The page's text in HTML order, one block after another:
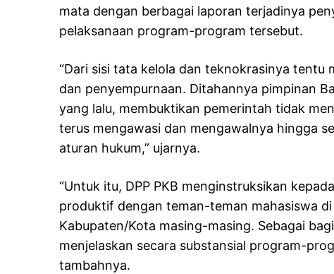
mata dengan berbagai laporan terjadinya
pelaksanaan program-program tersebut.
“Dari sisi tata kelola dan teknokrasinya tentu
dan penyempurnaan. Ditahannya pimpinan
yang lalu, membuktikan pemerintah tidak
terus mengawasi dan mengawalnya hingga
aturan hukum,” ujarnya.
“Untuk itu, DPP PKB menginstruksikan
produktif dengan teman-teman mahasiswa
Kabupaten/Kota masing-masing. Sebagai
menjelaskan secara substansial program-
tambahnya.